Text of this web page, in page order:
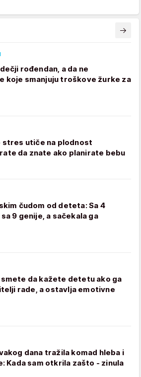
rođendan, a da ne
koje smanjuju troškove žurke za
stres utiče na plodnost
da znate ako planirate bebu
čudom od deteta: Sa 4
9 genije, a sačekala ga
da kažete detetu ako ga
rade, a ostavlja emotivne
dana tražila komad hleba i
Kada sam otkrila zašto - zinula